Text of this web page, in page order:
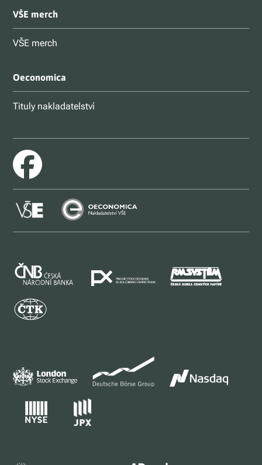
VŠE merch
VŠE merch
Oeconomica
Tituly nakladatelství